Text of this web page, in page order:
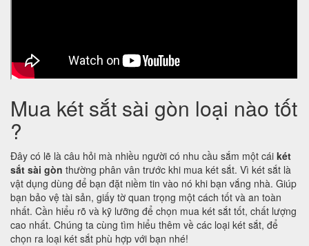
Mua két sắt sài gòn loại nào tốt
?
Đây có lẽ là câu hỏi mà nhiều người có nhu cầu sắm một cái két
sắt sài gòn thường phân vân trước khi mua két sắt. Vì két sắt là
vật dụng dùng để bạn đặt niềm tin vào nó khi bạn vắng nhà. Giúp
bạn bảo vệ tài sản, giấy tờ quan trọng một cách tốt và an toàn
nhất. Cần hiểu rõ và kỹ lưỡng để chọn mua két sắt tốt, chất lượng
cao nhất. Chúng ta cùng tìm hiểu thêm về các loại két sắt, để
chọn ra loại két sắt phù hợp với bạn nhé!